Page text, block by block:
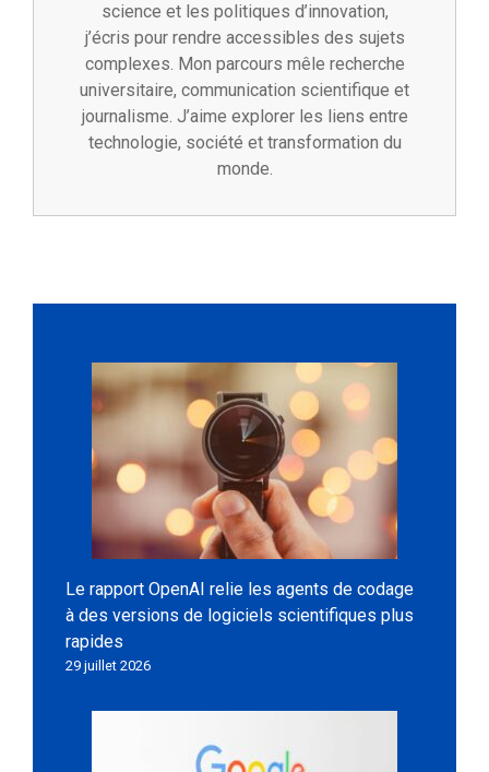
science et les politiques d’innovation,
j’écris pour rendre accessibles des sujets
complexes. Mon parcours mêle recherche
universitaire, communication scientifique et
journalisme. J’aime explorer les liens entre
technologie, société et transformation du
monde.
Le rapport OpenAI relie les agents de codage
à des versions de logiciels scientifiques plus
rapides
29 juillet 2026